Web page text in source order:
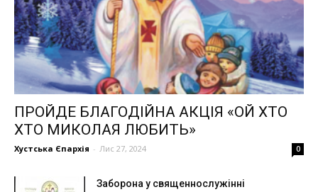
ПРОЙДЕ БЛАГОДІЙНА АКЦІЯ «ОЙ ХТО
ХТО МИКОЛАЯ ЛЮБИТЬ»
Хустська Єпархія - Лис 27, 2024 0
Заборона у священнослужінні